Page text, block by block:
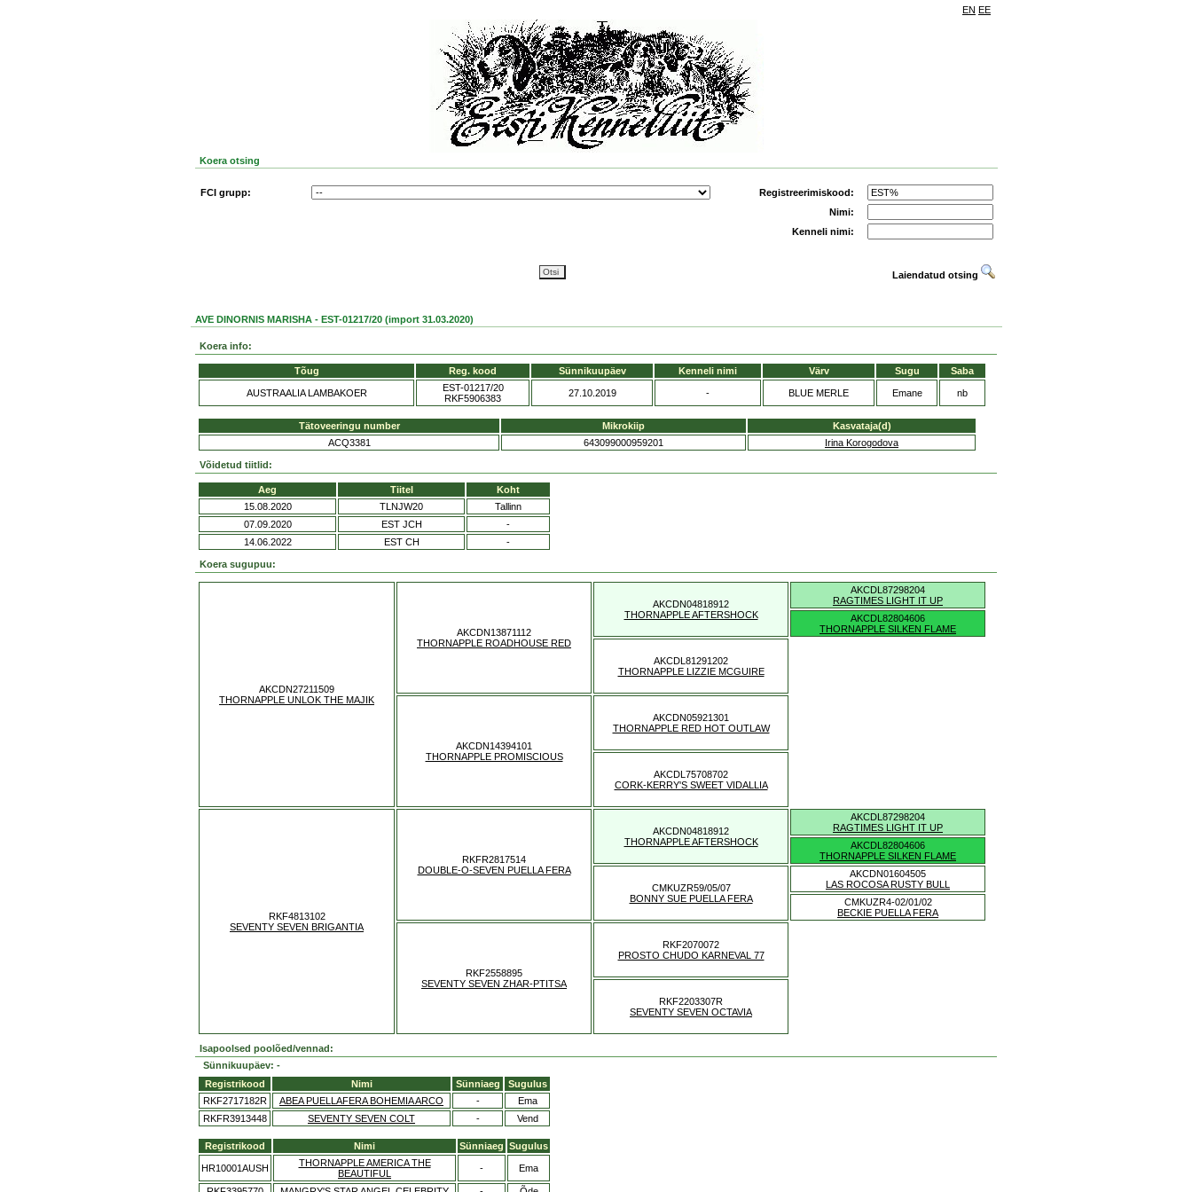
EN EE
Koera otsing
FCI grupp:
Registreerimiskood:
Nimi:
Kenneli nimi:
Laiendatud otsing
AVE DINORNIS MARISHA - EST-01217/20 (import 31.03.2020)
Koera info:
Tõug Reg. kood Sünnikuupäev Kenneli nimi Värv Sugu Saba
AUSTRAALIA LAMBAKOER
EST-01217/20
RKF5906383
27.10.2019 - BLUE MERLE Emane nb
Tätoveeringu number Mikrokiip
Kasvataja(d)
ACQ3381
643099000959201 Irina Korogodova
Võidetud tiitlid:
Aeg Tiitel
Koht
15.08.2020
TLNJW20
Tallinn
07.09.2020
EST JCH
-
14.06.2022
EST CH -
Koera sugupuu:
AKCDN27211509
THORNAPPLE UNLOK THE MAJIK
AKCDN13871112
THORNAPPLE ROADHOUSE RED
AKCDN04818912
THORNAPPLE AFTERSHOCK
AKCDL87298204
RAGTIMES LIGHT IT UP
AKCDL82804606
THORNAPPLE SILKEN FLAME
AKCDL81291202
THORNAPPLE LIZZIE MCGUIRE
AKCDN14394101
THORNAPPLE PROMISCIOUS
AKCDN05921301
THORNAPPLE RED HOT OUTLAW
AKCDL75708702
CORK-KERRY'S SWEET VIDALLIA
RKF4813102
SEVENTY SEVEN BRIGANTIA
RKFR2817514
DOUBLE-O-SEVEN PUELLA FERA
AKCDN04818912
THORNAPPLE AFTERSHOCK
AKCDL87298204
RAGTIMES LIGHT IT UP
AKCDL82804606
THORNAPPLE SILKEN FLAME
CMKUZR59/05/07
BONNY SUE PUELLA FERA
AKCDN01604505
LAS ROCOSA RUSTY BULL
CMKUZR4-02/01/02
BECKIE PUELLA FERA
RKF2558895
SEVENTY SEVEN ZHAR-PTITSA
RKF2070072
PROSTO CHUDO KARNEVAL 77
RKF2203307R
SEVENTY SEVEN OCTAVIA
Isapoolsed poolõed/vennad:
Sünnikuupäev: -
Registrikood
Nimi Sünniaeg
Sugulus
RKF2717182R
ABEA PUELLAFERA BOHEMIA ARCO -
Ema
RKFR3913448
SEVENTY SEVEN COLT - Vend
Registrikood Nimi Sünniaeg Sugulus
HR10001AUSH
THORNAPPLE AMERICA THE
BEAUTIFUL
- Ema